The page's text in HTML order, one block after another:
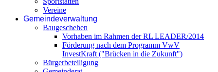
Vereine
Gemeindeverwaltung
Baugeschehen
Vorhaben im Rahmen der RL LEADER/2014
Förderung nach dem Programm VwV
InvestKraft ("Brücken in die Zukunft")
Bürgerbeteiligung